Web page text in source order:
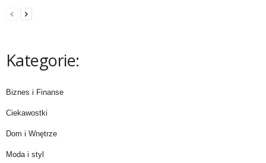
Kategorie:
Biznes i Finanse
Ciekawostki
Dom i Wnętrze
Moda i styl